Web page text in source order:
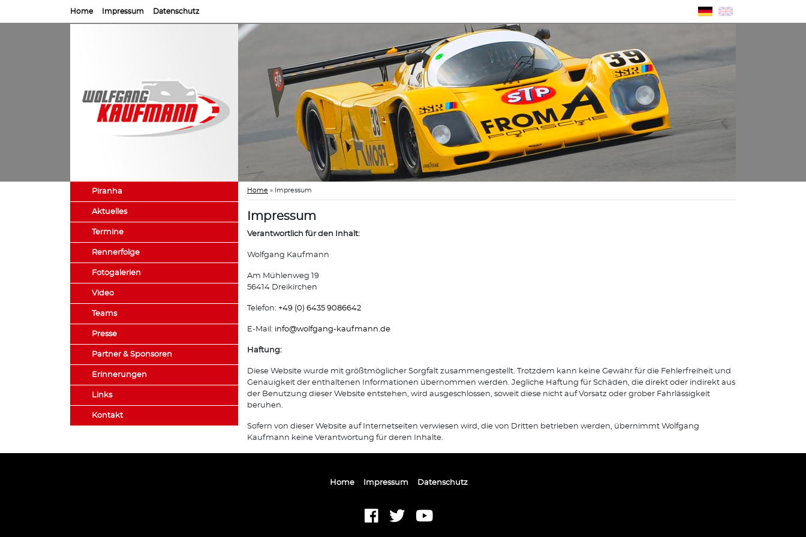
Home Impressum Datenschutz
Piranha
Aktuelles
Termine
Rennerfolge
Fotogalerien
Video
Teams
Presse
Partner & Sponsoren
Erinnerungen
Links
Kontakt
Home » Impressum
Impressum
Verantwortlich für den Inhalt:
Wolfgang Kaufmann
Am Mühlenweg 19
56414 Dreikirchen
Telefon: +49 (0) 6435 9086642
E-Mail: info@wolfgang-kaufmann.de
Haftung:
Diese Website wurde mit größtmöglicher Sorgfalt zusammengestellt. Trotzdem kann keine Gewähr für die Fehlerfreiheit und
Genauigkeit der enthaltenen Informationen übernommen werden. Jegliche Haftung für Schäden, die direkt oder indirekt aus
der Benutzung dieser Website entstehen, wird ausgeschlossen, soweit diese nicht auf Vorsatz oder grober Fahrlässigkeit
beruhen.
Sofern von dieser Website auf Internetseiten verwiesen wird, die von Dritten betrieben werden, übernimmt Wolfgang
Kaufmann keine Verantwortung für deren Inhalte.
Home Impressum Datenschutz